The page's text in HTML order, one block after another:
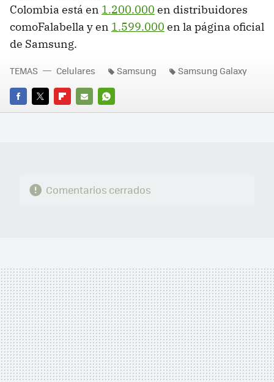
Colombia está en 1.200.000 en distribuidores
comoFalabella y en 1.599.000 en la página oficial
de Samsung.
FACEBOOK
TWITTERFLIPBOARD
E-
WHATSAPP
TEMAS Celulares Samsung Samsung Galaxy
Comentarios cerrados